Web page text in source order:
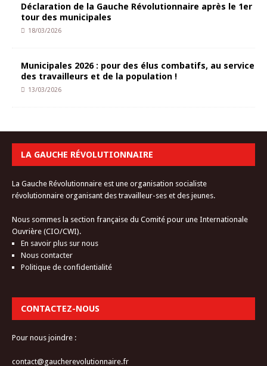
Déclaration de la Gauche Révolutionnaire après le 1er
tour des municipales
18/03/2026
Municipales 2026 : pour des élus combatifs, au service
des travailleurs et de la population !
13/03/2026
LA GAUCHE RÉVOLUTIONNAIRE
La Gauche Révolutionnaire est une organisation socialiste
révolutionnaire organisant des travailleur-ses et des jeunes.
Nous sommes la section française du Comité pour une Internationale
Ouvrière (CIO/CWI).
En savoir plus sur nous
Nous contacter
Politique de confidentialité
CONTACTEZ-NOUS
Pour nous joindre :
contact@gaucherevolutionnaire.fr